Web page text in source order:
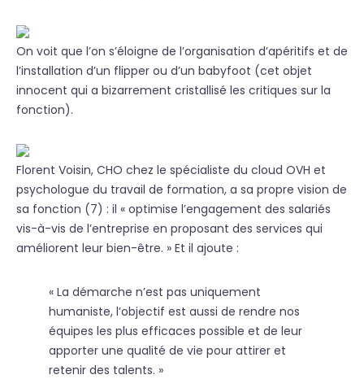
On voit que l’on s’éloigne de l’organisation d’apéritifs et de
l’installation d’un flipper ou d’un babyfoot (cet objet
innocent qui a bizarrement cristallisé les critiques sur la
fonction).
Florent Voisin, CHO chez le spécialiste du cloud OVH et
psychologue du travail de formation, a sa propre vision de
sa fonction (7) : il « optimise l’engagement des salariés
vis-à-vis de l’entreprise en proposant des services qui
améliorent leur bien-être. » Et il ajoute :
« La démarche n’est pas uniquement
humaniste, l’objectif est aussi de rendre nos
équipes les plus efficaces possible et de leur
apporter une qualité de vie pour attirer et
retenir des talents. »